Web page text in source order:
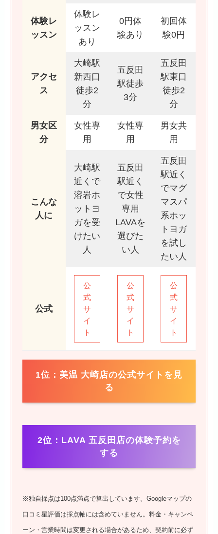
体験レ
ッスン
体験レ
ッスン
あり
0円体
験あり
初回体
験0円
アクセ
ス
大崎駅
新西口
徒歩2
分
五反田
駅徒歩
3分
五反田
駅東口
徒歩2
分
男女区
分
女性専
用
女性専
用
男女共
用
こんな
人に
大崎駅
近くで
溶岩ホ
ットヨ
ガを受
けたい
人
五反田
駅近く
で女性
専用
LAVAを
選びた
い人
五反田
駅近く
でマグ
マスパ
系ホッ
トヨガ
を試し
たい人
公式
公
式
サ
イ
ト
公
式
サ
イ
ト
公
式
サ
イ
ト
1位：美温 大崎店の公式サイトを見
る
2位：LAVA 五反田店の体験予約を
する
※独自採点は100点満点で算出しています。Googleマップの
口コミ星評価は採点軸には含めていません。料金・キャンペ
ーン・営業時間は変更される場合があるため、契約前に必ず